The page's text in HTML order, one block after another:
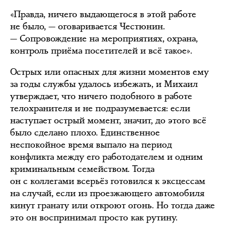
«Правда, ничего выдающегося в этой работе
не было, — оговаривается Честюнин.
— Сопровождение на мероприятиях, охрана,
контроль приёма посетителей и всё такое».
Острых или опасных для жизни моментов ему
за годы службы удалось избежать, и Михаил
утверждает, что ничего подобного в работе
телохранителя и не подразумевается: если
наступает острый момент, значит, до этого всё
было сделано плохо. Единственное
неспокойное время выпало на период
конфликта между его работодателем и одним
криминальным семейством. Тогда
он с коллегами всерьёз готовился к эксцессам
на случай, если из проезжающего автомобиля
кинут гранату или откроют огонь. Но тогда даже
это он воспринимал просто как рутину.